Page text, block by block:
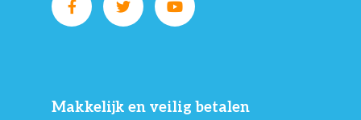
Makkelijk en veilig betalen